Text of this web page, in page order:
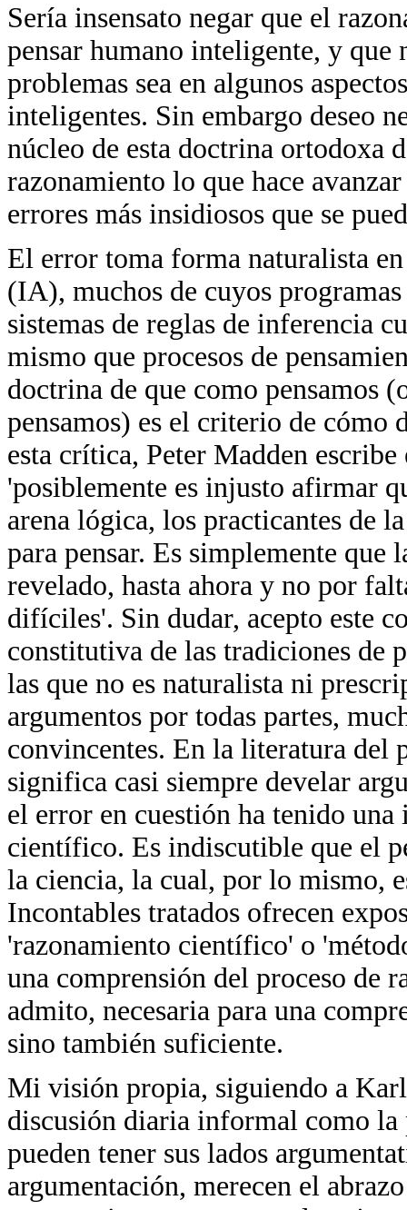
Sería insensato negar que el
pensar humano inteligente, y que
problemas sea en algunos
inteligentes. Sin embargo deseo
núcleo de esta doctrina ortodoxa
razonamiento lo que hace
errores más insidiosos que se
El error toma forma naturalista
(IA), muchos de cuyos
sistemas de reglas de inferencia
mismo que procesos de
doctrina de que como pensamos
pensamos) es el criterio de cómo
esta crítica, Peter Madden
'posiblemente es injusto afirmar
arena lógica, los practicantes de
para pensar. Es simplemente
revelado, hasta ahora y no por
difíciles'. Sin dudar, acepto este
constitutiva de las tradiciones de
las que no es naturalista ni
argumentos por todas partes,
convincentes. En la literatura del
significa casi siempre develar
el error en cuestión ha tenido
científico. Es indiscutible que el
la ciencia, la cual, por lo mismo,
Incontables tratados ofrecen
'razonamiento científico' o
una comprensión del proceso de
admito, necesaria para una
sino también suficiente.
Mi visión propia, siguiendo a
discusión diaria informal como
pueden tener sus lados
argumentación, merecen el